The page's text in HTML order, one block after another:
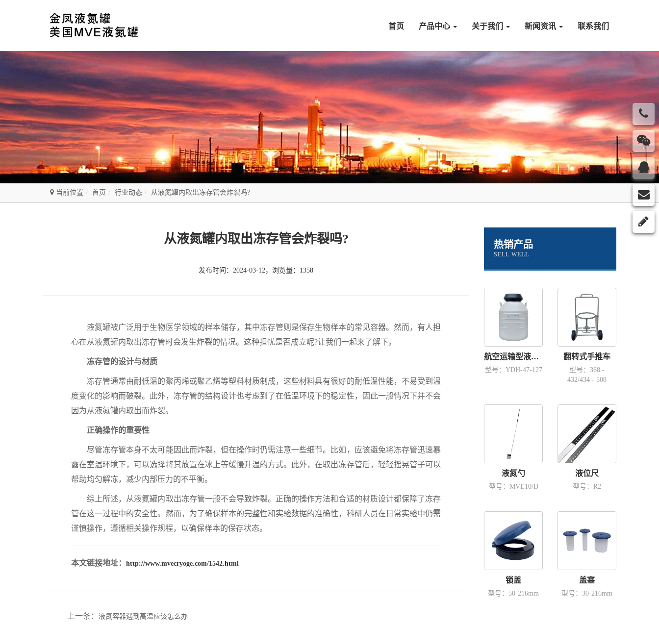
首页 产品中心 关于我们 新闻资讯 联系我们
当前位置 首页 行业动态 从液氮罐内取出冻存管会炸裂吗?
从液氮罐内取出冻存管会炸裂吗?
发布时间：2024-03-12，浏览量：1358
液氮罐被广泛用于生物医学领域的样本储存，其中冻存管则是保存生物样本的常见容器。然而，有人担
心在从液氮罐内取出冻存管时会发生炸裂的情况。这种担忧是否成立呢?让我们一起来了解下。
冻存管的设计与材质
冻存管通常由耐低温的聚丙烯或聚乙烯等塑料材质制成，这些材料具有很好的耐低温性能，不易受到温
度变化的影响而破裂。此外，冻存管的结构设计也考虑到了在低温环境下的稳定性，因此一般情况下并不会
因为从液氮罐内取出而炸裂。
正确操作的重要性
尽管冻存管本身不太可能因此而炸裂，但在操作时仍需注意一些细节。比如，应该避免将冻存管迅速暴
露在室温环境下，可以选择将其放置在冰上等缓慢升温的方式。此外，在取出冻存管后，轻轻摇晃管子可以
帮助均匀解冻，减少内部压力的不平衡。
综上所述，从液氮罐内取出冻存管一般不会导致炸裂。正确的操作方法和合适的材质设计都保障了冻存
管在这一过程中的安全性。然而，为了确保样本的完整性和实验数据的准确性，科研人员在日常实验中仍需
谨慎操作，遵循相关操作规程，以确保样本的保存状态。
本文链接地址： http://www.mvecryoge.com/1542.html
上一条： 液氮容器遇到高温应该怎么办
热销产品
SELL WELL
航空运输型液氮容器YDH-47-127
型号：YDH-47-127
翻转式手推车
型号：368 -
432/434 - 508
液氮勺
型号：MVE10/D
液位尺
型号：R2
锁盖
型号：50-216mm
盖塞
型号：30-216mm